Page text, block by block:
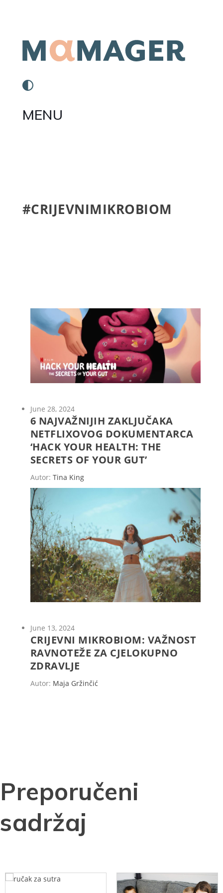
MENU
#CRIJEVNIMIKROBIOM
June 28, 2024
6 NAJVAŽNIJIH ZAKLJUČAKA
NETFLIXOVOG DOKUMENTARCA
‘HACK YOUR HEALTH: THE
SECRETS OF YOUR GUT’
Autor: Tina King
June 13, 2024
CRIJEVNI MIKROBIOM: VAŽNOST
RAVNOTEŽE ZA CJELOKUPNO
ZDRAVLJE
Autor: Maja Gržinčić
Preporučeni
sadržaj